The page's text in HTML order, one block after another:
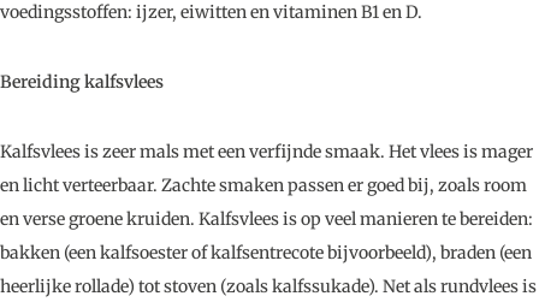
voedingsstoffen: ijzer, eiwitten en vitaminen B1 en D.
Bereiding kalfsvlees
Kalfsvlees is zeer mals met een verfijnde smaak. Het vlees is mager
en licht verteerbaar. Zachte smaken passen er goed bij, zoals room
en verse groene kruiden. Kalfsvlees is op veel manieren te bereiden:
bakken (een kalfsoester of kalfsentrecote bijvoorbeeld), braden (een
heerlijke rollade) tot stoven (zoals kalfssukade). Net als rundvlees is